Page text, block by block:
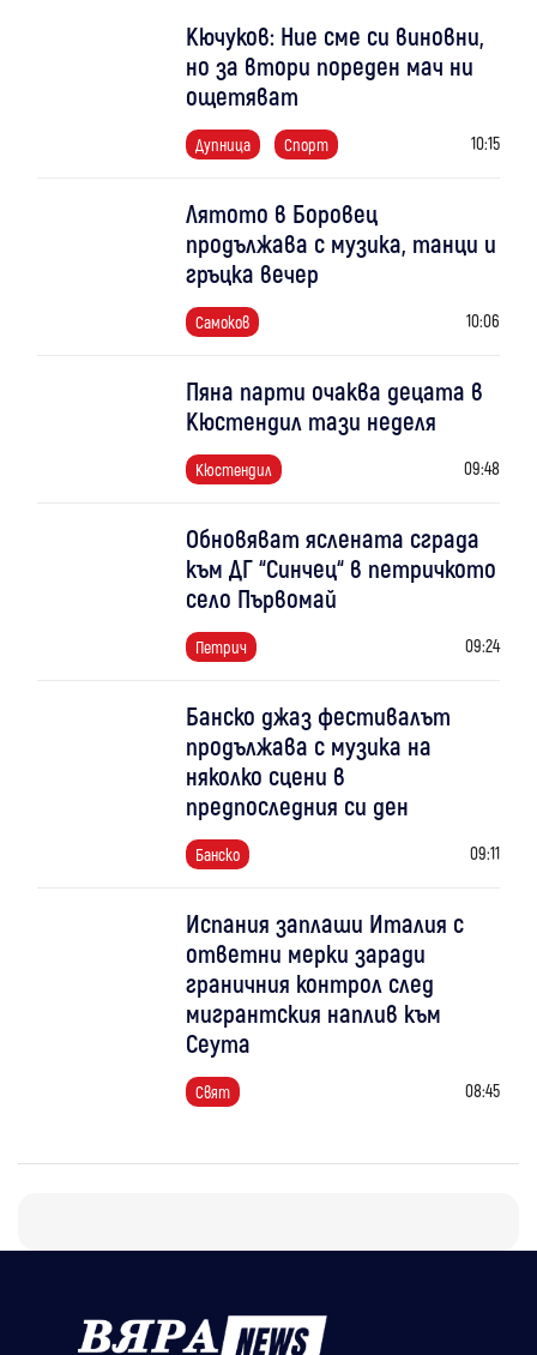
Кючуков: Ние сме си виновни,
но за втори пореден мач ни
ощетяват
Дупница Спорт 10:15
Лятото в Боровец
продължава с музика, танци и
гръцка вечер
Самоков 10:06
Пяна парти очаква децата в
Кюстендил тази неделя
Кюстендил 09:48
Обновяват яслената сграда
към ДГ “Синчец“ в петричкото
село Първомай
Петрич 09:24
Банско джаз фестивалът
продължава с музика на
няколко сцени в
предпоследния си ден
Банско 09:11
Испания заплаши Италия с
ответни мерки заради
граничния контрол след
мигрантския наплив към
Сеута
Свят 08:45